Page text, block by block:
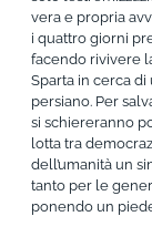
vera e propria
i quattro giorni
facendo rivivere
Sparta in cerca di
persiano. Per
si schiereranno
lotta tra
dell’umanità un
tanto per le
ponendo un